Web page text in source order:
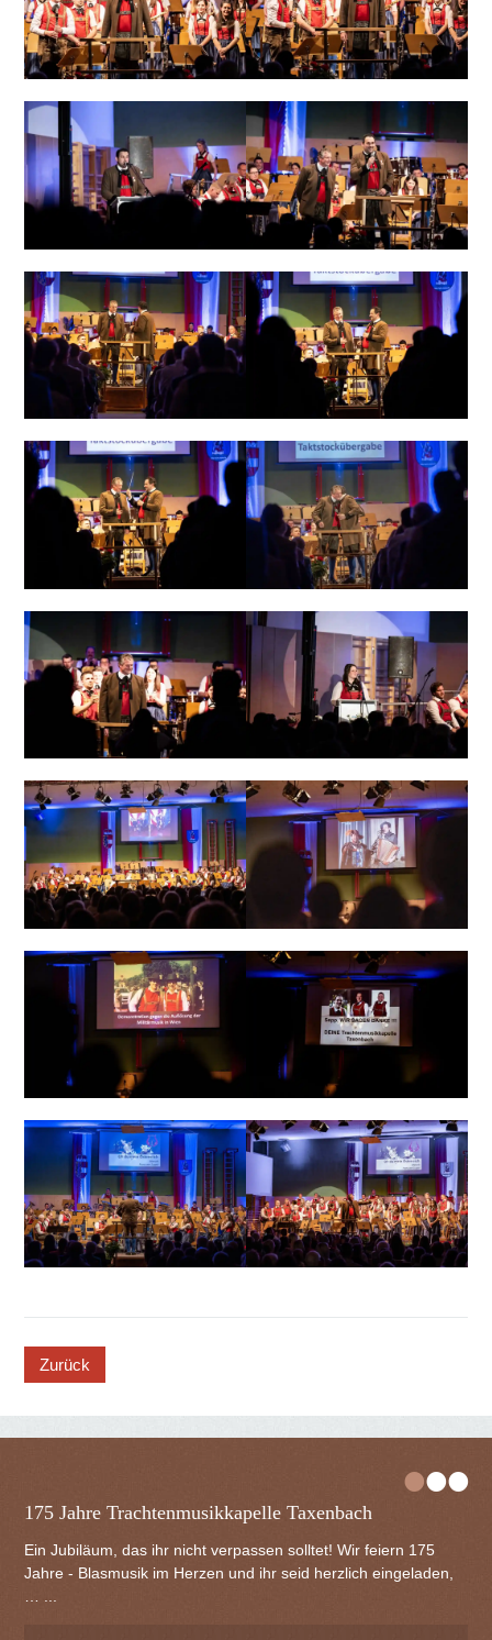
button
•••
Frühlingskonzert 2026
Neuer Kapellmeister für die Trachtenmusikkapelle Am Samstag,
dem 18. April 2026, luden wir zum heurigen Frühlingskonzert –
ein Abend, der… ...